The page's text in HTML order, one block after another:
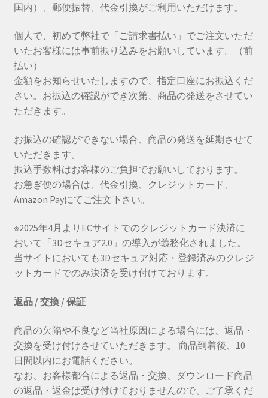
国内）、郵便振替、代金引換がご利用いただけます。
個人で、初めて弊社で「ご請求書払い」でご注文いただ
いたお客様には事前振り込みをお願いしています。（前
払い）
金額をお知らせいたしますので、指定口座にお振込くだ
さい。お振込の確認ができ次第、商品の発送をさせてい
ただきます。
お振込の確認ができない場合、商品の発送を延期させて
いただきます。
振込手数料はお客様のご負担でお願いしております。
お急ぎ便の場合は、代金引換、クレジットカード、
Amazon Payにてご注文下さい。
※2025年4月よりECサイトでのクレジットカード決済に
おいて「3Dセキュア2.0」の導入が義務化されました。
当サイトにおいても3Dセキュア対応・登録済みのクレジ
ットカードでのみ決済を受け付けております。
返品 / 交換 / 保証
商品の欠陥や不良など当社原因による場合には、返品・
交換を受け付けさせていただきます。 商品到着後、10
日間以内にお電話ください。
なお、お客様都合による返品・交換、ダウンロード商品
の返品・返金は受け付けておりませんので、ご了承くだ